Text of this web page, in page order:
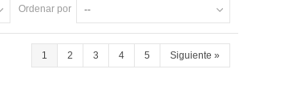
Ordenar por --
1 2 3 4 5 Siguiente »